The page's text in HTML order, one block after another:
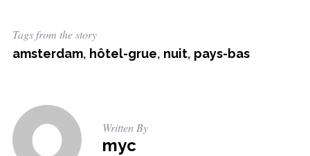
Tags from the story
amsterdam, hôtel-grue, nuit, pays-bas
Written By
myc